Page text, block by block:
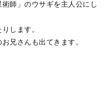
師」のウサギを主人公にし
します。
兄さんも出てきます。